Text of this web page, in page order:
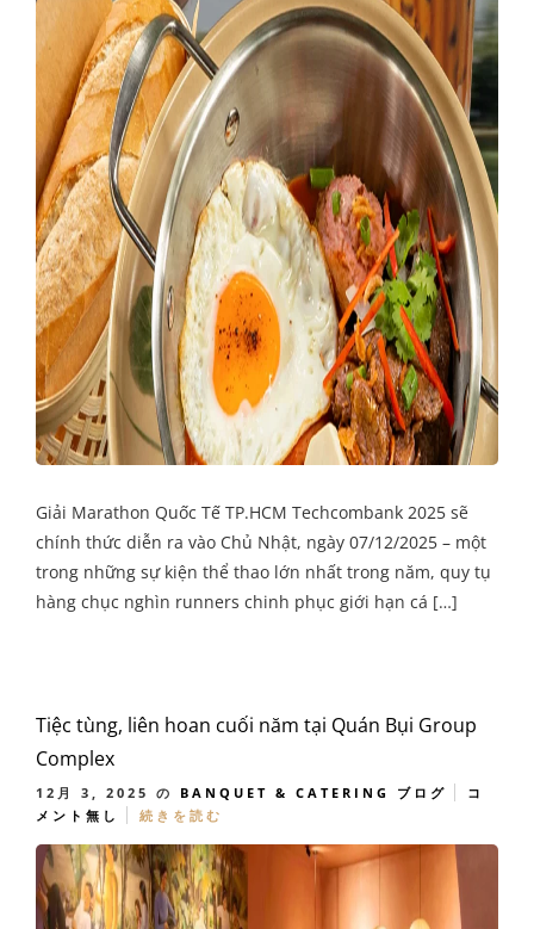
Giải Marathon Quốc Tế TP.HCM Techcombank 2025 sẽ
chính thức diễn ra vào Chủ Nhật, ngày 07/12/2025 – một
trong những sự kiện thể thao lớn nhất trong năm, quy tụ
hàng chục nghìn runners chinh phục giới hạn cá […]
Tiệc tùng, liên hoan cuối năm tại Quán Bụi Group
Complex
12月 3, 2025 の BANQUET & CATERING ブログ
コ
メント無し
続きを読む